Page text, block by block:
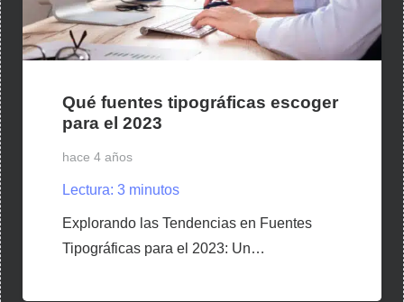
Qué fuentes tipográficas escoger
para el 2023
hace 4 años
Lectura: 3 minutos
Explorando las Tendencias en Fuentes
Tipográficas para el 2023: Un…